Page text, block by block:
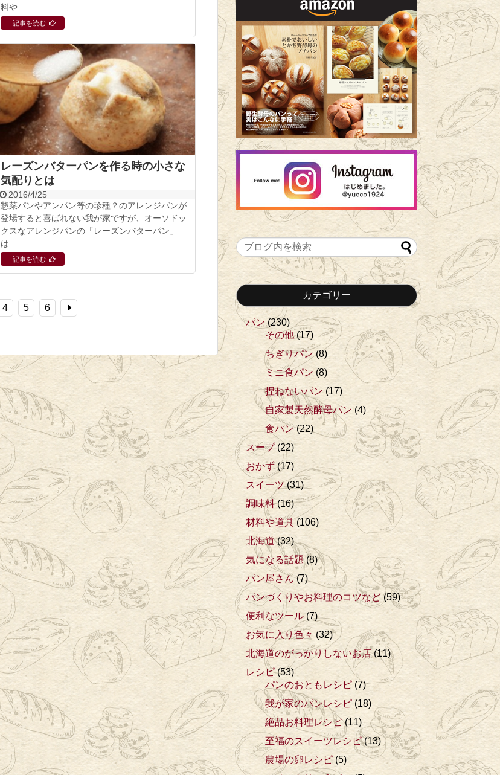
料や...
記事を読む
レーズンバターパンを作る時の小さな
気配りとは
2016/4/25
惣菜パンやアンパン等の珍種？のアレンジパンが
登場すると喜ばれない我が家ですが、オーソドッ
クスなアレンジパンの「レーズンバターパン」
は...
記事を読む
4 5 6
カテゴリー
パン (230)
その他(17)
ちぎりパン(8)
ミニ食パン (8)
捏ねないパン (17)
自家製天然酵母パン (4)
食パン(22)
スープ(22)
おかず(17)
スイーツ(31)
調味料(16)
材料や道具(106)
北海道(32)
気になる話題(8)
パン屋さん(7)
パンづくりやお料理のコツなど(59)
便利なツール (7)
お気に入り色々 (32)
北海道のがっかりしないお店(11)
レシピ(53)
パンのおともレシピ (7)
我が家のパンレシピ (18)
絶品お料理レシピ(11)
至福のスイーツレシピ(13)
農場の卵レシピ (5)